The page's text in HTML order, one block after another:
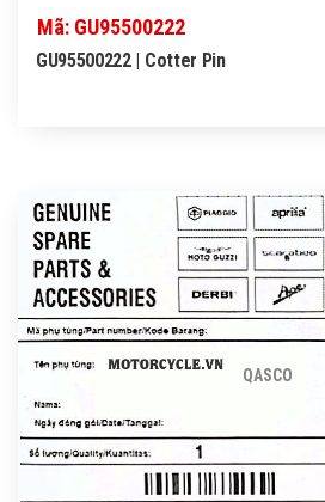
Mã: GU95500222
GU95500222 | Cotter Pin
QASCO